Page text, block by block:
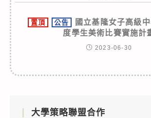
置頂 公告
國立基隆女子高級
度學生美術比賽實施計
2023-06-30
大學策略聯盟合作